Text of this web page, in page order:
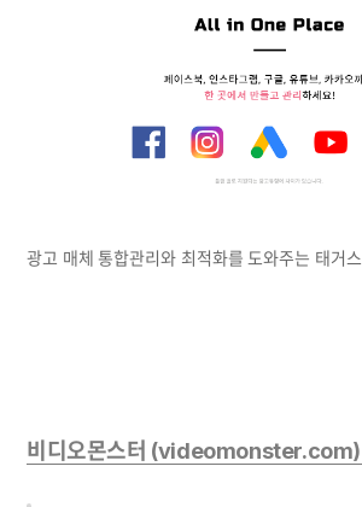
광고 매체 통합관리와 최적화를 도와주는 태거스
비디오몬스터 (videomonster.com)